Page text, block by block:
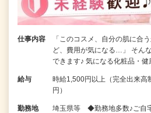
仕事内容
「このコスメ、自分の肌に合
ど、費用が気になる…」 そん
できます♪ 気になる化粧品・
給与
時給1,500円以上（完全出来
円）
勤務地
埼玉県等 ◆勤務地多数♪ご自